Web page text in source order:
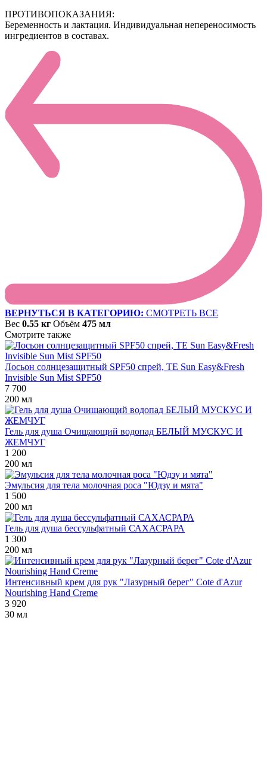
ПРОТИВОПОКАЗАНИЯ:
Беременность и лактация. Индивидуальная непереносимость
ингредиентов в составах.
ВЕРНУТЬСЯ В КАТЕГОРИЮ: СМОТРЕТЬ ВСЕ
Вес 0.55 кг Объём 475 мл
Смотрите также
Лосьон солнцезащитный SPF50 спрей, TE Sun Easy&Fresh
Invisible Sun Mist SPF50
7 700
200 мл
Гель для душа Очищающий водопад БЕЛЫЙ МУСКУС И
ЖЕМЧУГ
1 200
200 мл
Эмульсия для тела молочная роса "Юдзу и мята"
1 500
200 мл
Гель для душа бессульфатный САХАСРАРА
1 300
200 мл
Интенсивный крем для рук "Лазурный берег" Cote d'Azur
Nourishing Hand Creme
3 920
30 мл